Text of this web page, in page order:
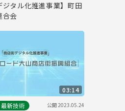
ジタル化推進事業】町田
合会
03:14
新技術
公開2023.05.24